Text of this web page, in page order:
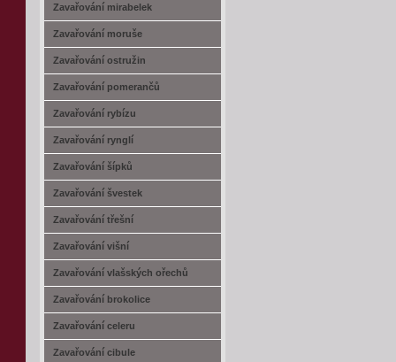
Zavařování mirabelek
Zavařování moruše
Zavařování ostružin
Zavařování pomerančů
Zavařování rybízu
Zavařování rynglí
Zavařování šípků
Zavařování švestek
Zavařování třešní
Zavařování višní
Zavařování vlašských ořechů
Zavařování brokolice
Zavařování celeru
Zavařování cibule